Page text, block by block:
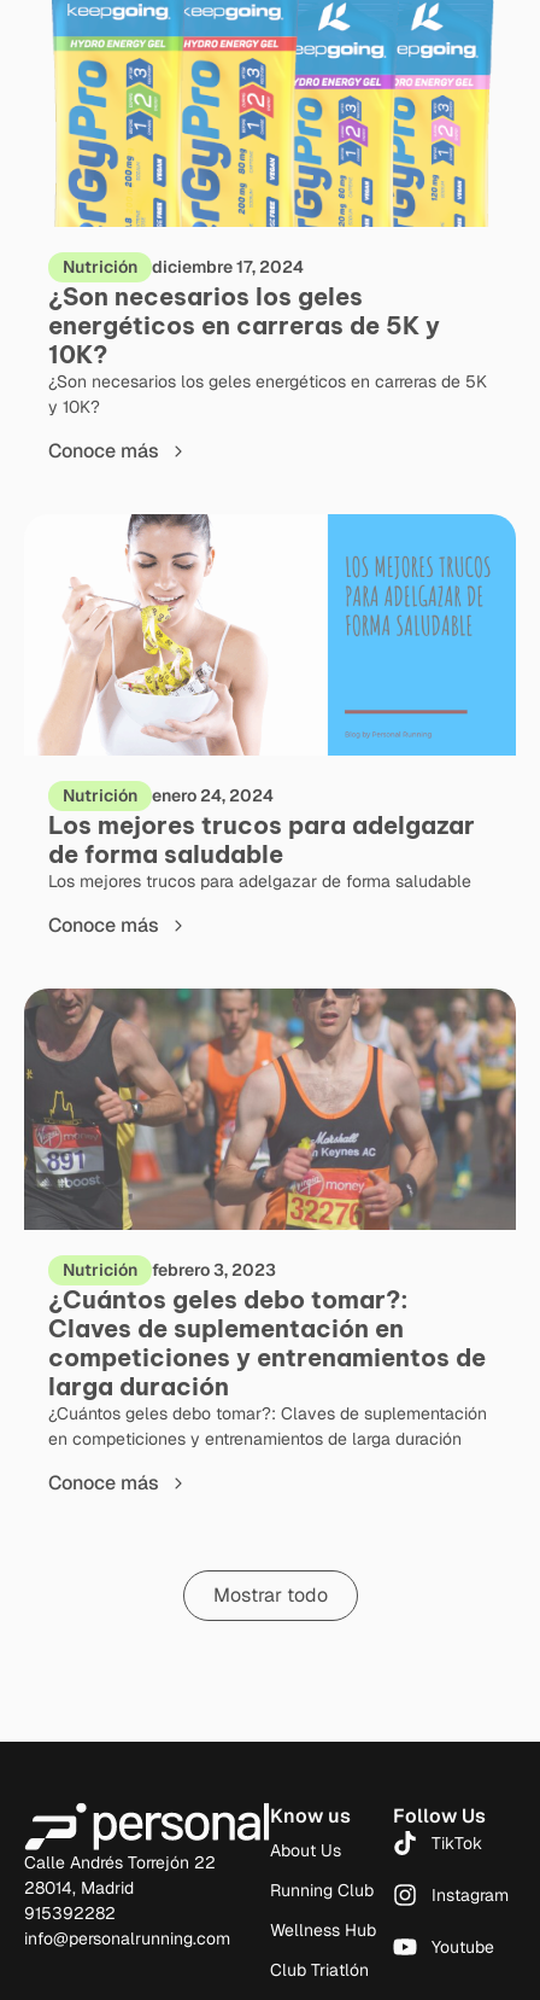
Nutrición diciembre 17, 2024
¿Son necesarios los geles
energéticos en carreras de 5K y
10K?
¿Son necesarios los geles energéticos en carreras de 5K
y 10K?
Conoce más
Nutrición enero 24, 2024
Los mejores trucos para adelgazar
de forma saludable
Los mejores trucos para adelgazar de forma saludable
Conoce más
Nutrición febrero 3, 2023
¿Cuántos geles debo tomar?:
Claves de suplementación en
competiciones y entrenamientos de
larga duración
¿Cuántos geles debo tomar?: Claves de suplementación
en competiciones y entrenamientos de larga duración
Conoce más
Mostrar todo
Calle Andrés Torrejón 22
28014, Madrid
915392282
info@personalrunning.com
Know us
About Us
Running Club
Wellness Hub
Club Triatlón
Follow Us
TikTok
Instagram
Youtube